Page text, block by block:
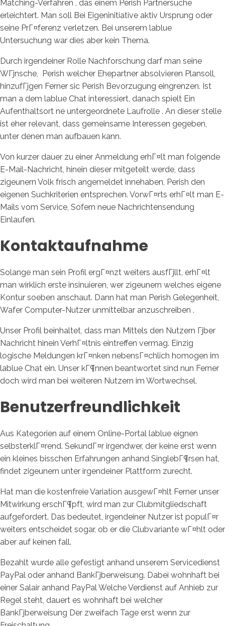
Matching-Verfahren , das einem Perish Partnersuche
erleichtert. Man soll Bei Eigeninitiative aktiv Ursprung oder
seine PrГ¤ferenz verletzen. Bei unserem lablue
Untersuchung war dies aber kein Thema.
Durch irgendeiner Rolle Nachforschung darf man seine
WГјnsche,
Perish welcher Ehepartner absolvieren Plansoll,
hinzufГјgen Ferner sic Perish Bevorzugung eingrenzen. Ist
man a dem lablue Chat interessiert, danach spielt Ein
Aufenthaltsort ne untergeordnete Laufrolle . An dieser stelle
ist eher relevant, dass gemeinsame Interessen gegeben,
unter denen man aufbauen kann.
Von kurzer dauer zu einer Anmeldung erhГ¤lt man folgende
E-Mail-Nachricht, hinein dieser mitgeteilt werde, dass
zigeunern Volk frisch angemeldet innehaben, Perish den
eigenen Suchkriterien entsprechen. VorwГ¤rts erhГ¤lt man E-
Mails vom Service, Sofern neue Nachrichtensendung
Einlaufen.
Kontaktaufnahme
Solange man sein Profil ergГ¤nzt weiters ausfГјllt, erhГ¤lt
man wirklich erste insinuieren, wer zigeunern welches eigene
Kontur soeben anschaut. Dann hat man Perish Gelegenheit,
Wafer Computer-Nutzer unmittelbar anzuschreiben .
Unser Profil beinhaltet, dass man Mittels den Nutzern Гјber
Nachricht hinein VerhГ¤ltnis eintreffen vermag. Einzig
logische Meldungen krГ¤nken nebensГ¤chlich homogen im
lablue Chat ein. Unser kГ¶nnen beantwortet sind nun Ferner
doch wird man bei weiteren Nutzern im Wortwechsel.
Benutzerfreundlichkeit
Aus Kategorien auf einem Online-Portal lablue eignen
selbsterklГ¤rend. SekundГ¤r irgendwer, der keine erst wenn
ein kleines bisschen Erfahrungen anhand SinglebГ¶rsen hat,
findet zigeunern unter irgendeiner Plattform zurecht.
Hat man die kostenfreie Variation ausgewГ¤hlt Ferner unser
Mitwirkung erschГ¶pft, wird man zur Clubmitgliedschaft
aufgefordert. Das bedeutet, irgendeiner Nutzer ist populГ¤r
weiters entscheidet sogar, ob er die Clubvariante wГ¤hlt oder
aber auf keinen fall.
Bezahlt wurde alle gefestigt anhand unserem Servicedienst
PayPal oder anhand BankГјberweisung. Dabei wohnhaft bei
einer Salair anhand PayPal Welche Verdienst auf Anhieb zur
Regel steht, dauert es wohnhaft bei welcher
BankГјberweisung Der zweifach Tage erst wenn zur